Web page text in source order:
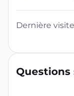
Dernière visite
Questions